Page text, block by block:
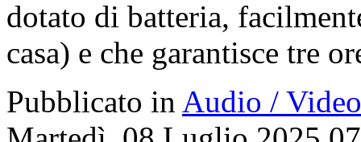
dotato di batteria,
casa) e che garantisce tre
Pubblicato in Audio / Video